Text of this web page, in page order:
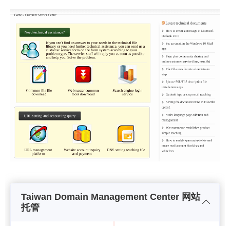
Taiwan Domain Management Center 网站
托管